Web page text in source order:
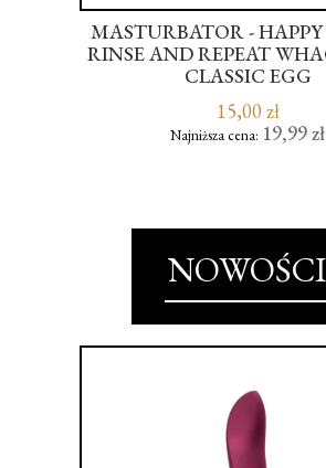
MASTURBATOR -
RINSE AND REPEAT
CLASSIC EGG
15,00 zł
Najniższa cena: 19,99 zł
NOWOŚCI